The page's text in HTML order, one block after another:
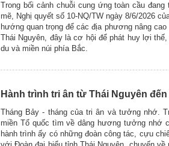
Trong bối cảnh chuỗi cung ứng toàn cầu
mẽ, Nghị quyết số 10-NQ/TW ngày 8/6/2026
hướng quan trọng để các địa phương nâng
Thái Nguyên, đây là cơ hội để phát huy lợi
du và miền núi phía Bắc.
Hành trình tri ân từ Thái Nguyên
Tháng Bảy - tháng của tri ân và tưởng nhớ.
miền Tổ quốc tìm về dâng hương tưởng nhớ
hành trình ấy có những đoàn công tác, cựu